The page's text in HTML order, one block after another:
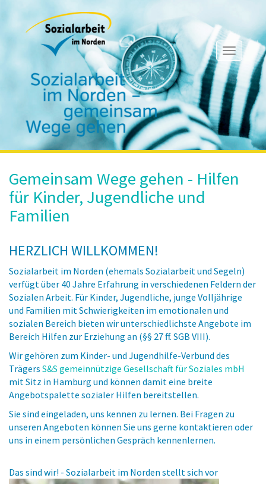
Toggle
Gemeinsam Wege gehen - Hilfen
für Kinder, Jugendliche und
Familien
HERZLICH WILLKOMMEN!
Sozialarbeit im Norden (ehemals Sozialarbeit und Segeln)
verfügt über 40 Jahre Erfahrung in verschiedenen Feldern der
Sozialen Arbeit. Für Kinder, Jugendliche, junge Volljährige
und Familien mit Schwierigkeiten im emotionalen und
sozialen Bereich bieten wir unterschiedlichste Angebote im
Bereich Hilfen zur Erziehung an (§§ 27 ff. SGB VIII).
Wir gehören zum Kinder- und Jugendhilfe-Verbund des
Trägers S&S gemeinnützige Gesellschaft für Soziales mbH
mit Sitz in Hamburg und können damit eine breite
Angebotspalette sozialer Hilfen bereitstellen.
Sie sind eingeladen, uns kennen zu lernen. Bei Fragen zu
unseren Angeboten können Sie uns gerne kontaktieren oder
uns in einem persönlichen Gespräch kennenlernen.
Das sind wir! - Sozialarbeit im Norden stellt sich vor